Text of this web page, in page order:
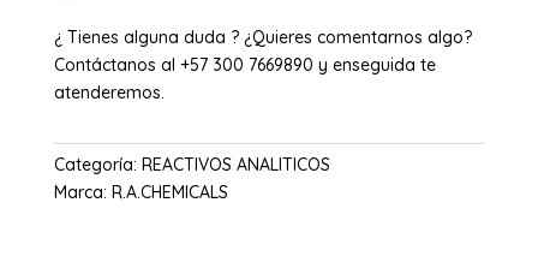
¿ Tienes alguna duda ? ¿Quieres comentarnos algo?
Contáctanos al +57 300 7669890 y enseguida te
atenderemos.
Categoría: REACTIVOS ANALITICOS
Marca: R.A.CHEMICALS